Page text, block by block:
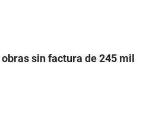
sin factura de 245 mil